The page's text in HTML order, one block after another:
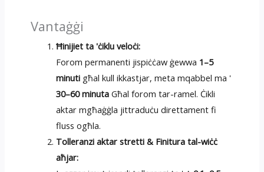
Vantaġġi
Ħinijiet ta 'ċiklu veloċi:
Forom permanenti jispiċċaw ġewwa 1–5
minuti għal kull ikkastjar, meta mqabbel ma '
30–60 minuta Għal forom tar-ramel. Ċikli
aktar mgħaġġla jittraduċu direttament fi
fluss ogħla.
Tolleranzi aktar stretti & Finitura tal-wiċċ
aħjar: